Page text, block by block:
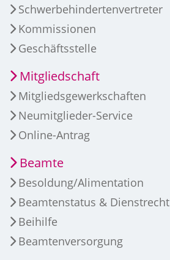
Schwerbehindertenvertreter
Kommissionen
Geschäftsstelle
Mitgliedschaft
Mitgliedsgewerkschaften
Neumitglieder-Service
Online-Antrag
Beamte
Besoldung/Alimentation
Beamtenstatus & Dienstrecht
Beihilfe
Beamtenversorgung